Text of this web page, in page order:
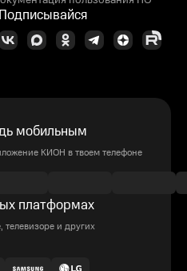
Подписывайся
мобильным
КИОН в твоем телефоне
платформах
телевизоре и других